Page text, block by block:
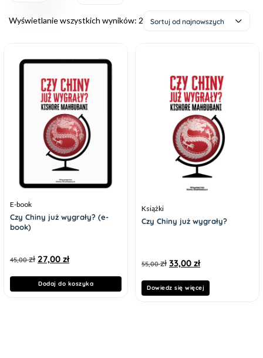
Wyświetlanie wszystkich wyników: 2 Sortuj od najnowszych
E-book
Czy Chiny już wygrały? (e-
book)
45,00zł 27,00 zł
Dodaj do koszyka
Książki
Czy Chiny już wygrały?
55,00zł 33,00 zł
Dowiedz się więcej